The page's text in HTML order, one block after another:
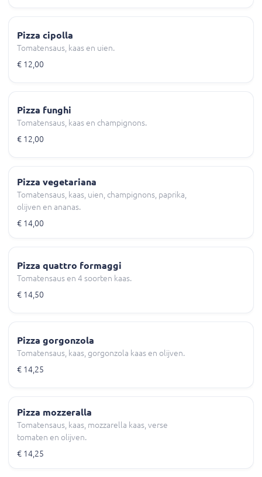
Pizza cipolla
Tomatensaus, kaas en uien.
€ 12,00
Pizza funghi
Tomatensaus, kaas en champignons.
€ 12,00
Pizza vegetariana
Tomatensaus, kaas, uien, champignons, paprika,
olijven en ananas.
€ 14,00
Pizza quattro formaggi
Tomatensaus en 4 soorten kaas.
€ 14,50
Pizza gorgonzola
Tomatensaus, kaas, gorgonzola kaas en olijven.
€ 14,25
Pizza mozzeralla
Tomatensaus, kaas, mozzarella kaas, verse
tomaten en olijven.
€ 14,25